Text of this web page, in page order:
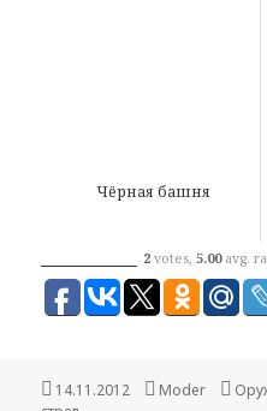
Чёрная башня
2 votes,5.00avg.
Опубликовано
14.11.2012 Автор
Moder